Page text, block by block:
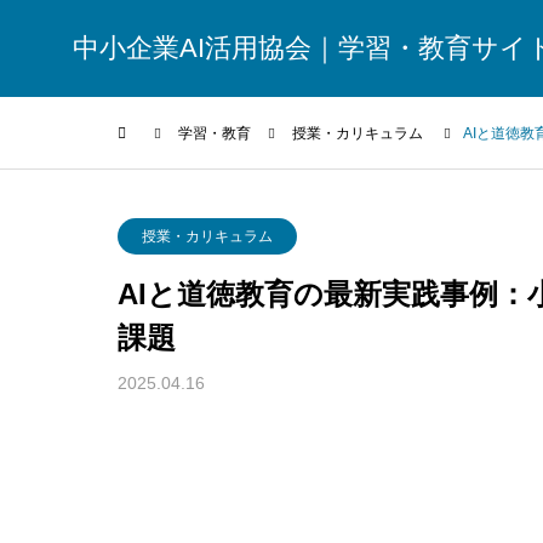
中小企業AI活用協会｜学習・教育サイ
学習・教育 授業・カリキュラム AIと道徳教
授業・カリキュラム
AIと道徳教育の最新実践事例：
課題
2025.04.16